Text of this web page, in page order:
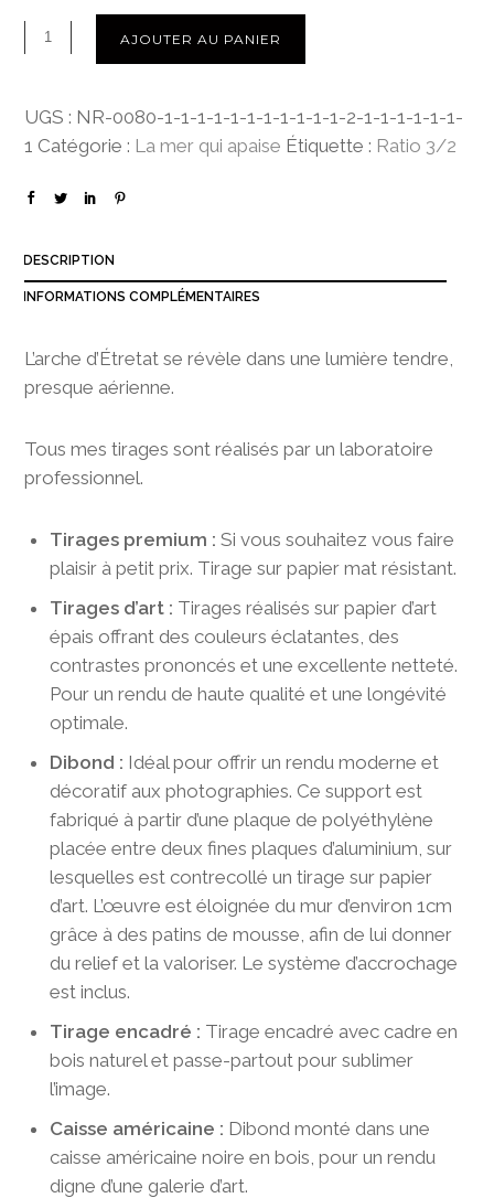
3
0
,
0
0
à
0
0
AJOUTER AU PANIER
UGS : NR-0080-1-1-1-1-1-1-1-1-1-1-1-2-1-1-1-1-1-1-
1 Catégorie : La mer qui apaise Étiquette : Ratio 3/2
DESCRIPTION
INFORMATIONS COMPLÉMENTAIRES
L’arche d’Étretat se révèle dans une lumière tendre,
presque aérienne.
Tous mes tirages sont réalisés par un laboratoire
professionnel.
Tirages premium : Si vous souhaitez vous faire
plaisir à petit prix. Tirage sur papier mat résistant.
Tirages d’art : Tirages réalisés sur papier d’art
épais offrant des couleurs éclatantes, des
contrastes prononcés et une excellente netteté.
Pour un rendu de haute qualité et une longévité
optimale.
Dibond : Idéal pour offrir un rendu moderne et
décoratif aux photographies. Ce support est
fabriqué à partir d’une plaque de polyéthylène
placée entre deux fines plaques d’aluminium, sur
lesquelles est contrecollé un tirage sur papier
d’art. L’œuvre est éloignée du mur d’environ 1cm
grâce à des patins de mousse, afin de lui donner
du relief et la valoriser. Le système d’accrochage
est inclus.
Tirage encadré : Tirage encadré avec cadre en
bois naturel et passe-partout pour sublimer
l’image.
Caisse américaine : Dibond monté dans une
caisse américaine noire en bois, pour un rendu
digne d’une galerie d’art.